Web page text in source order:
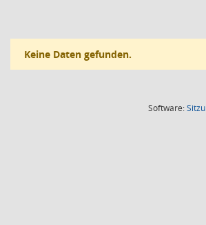
Keine Daten gefunden.
Software: